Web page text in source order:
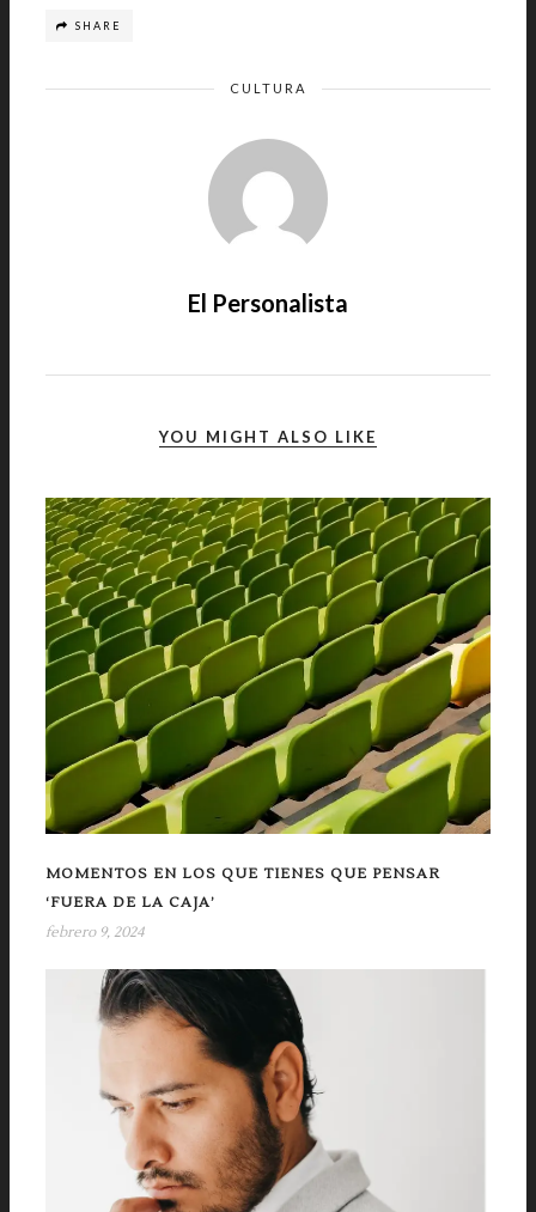
SHARE
CULTURA
El Personalista
YOU MIGHT ALSO LIKE
MOMENTOS EN LOS QUE TIENES QUE PENSAR
‘FUERA DE LA CAJA’
febrero 9, 2024